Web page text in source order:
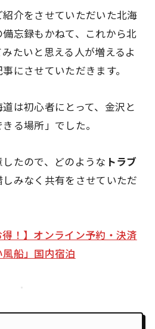
介をさせていただいた北海
忘録もかねて、これから北
たいと思える人が増えるよ
にさせていただきます。
は初心者にとって、金沢と
る場所」でした。
たので、どのような トラブ
みなく共有をさせていただ
得！】オンライン予約・決済
船」国内宿泊